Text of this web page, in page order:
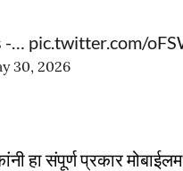
-… pic.twitter.com/
30, 2026
हा संपूर्ण प्रकार